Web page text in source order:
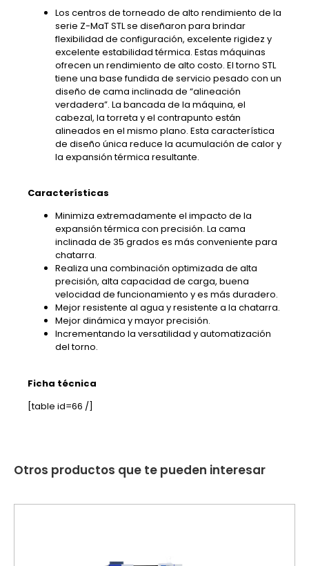
Los centros de torneado de alto rendimiento de la
serie Z-MaT STL se diseñaron para brindar
flexibilidad de configuración, excelente rigidez y
excelente estabilidad térmica. Estas máquinas
ofrecen un rendimiento de alto costo. El torno STL
tiene una base fundida de servicio pesado con un
diseño de cama inclinada de “alineación
verdadera”. La bancada de la máquina, el
cabezal, la torreta y el contrapunto están
alineados en el mismo plano. Esta característica
de diseño única reduce la acumulación de calor y
la expansión térmica resultante.
Características
Minimiza extremadamente el impacto de la
expansión térmica con precisión. La cama
inclinada de 35 grados es más conveniente para
chatarra.
Realiza una combinación optimizada de alta
precisión, alta capacidad de carga, buena
velocidad de funcionamiento y es más duradero.
Mejor resistente al agua y resistente a la chatarra.
Mejor dinámica y mayor precisión.
Incrementando la versatilidad y automatización
del torno.
Ficha técnica
[table id=66 /]
Otros productos que te pueden interesar